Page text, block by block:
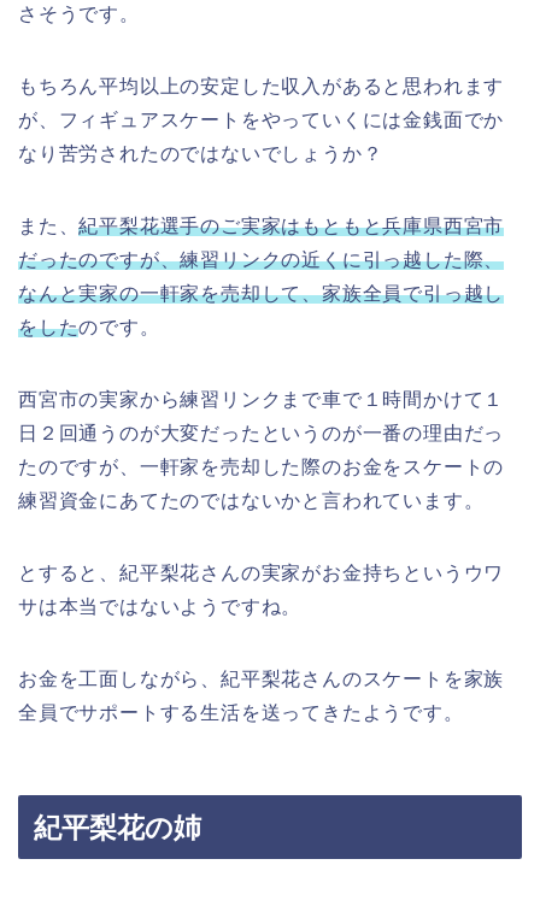
さそうです。
もちろん平均以上の安定した収入があると思われます
が、フィギュアスケートをやっていくには金銭面でか
なり苦労されたのではないでしょうか？
また、紀平梨花選手のご実家はもともと兵庫県西宮市
だったのですが、練習リンクの近くに引っ越した際、
なんと実家の一軒家を売却して、家族全員で引っ越し
をしたのです。
西宮市の実家から練習リンクまで車で１時間かけて１
日２回通うのが大変だったというのが一番の理由だっ
たのですが、一軒家を売却した際のお金をスケートの
練習資金にあてたのではないかと言われています。
とすると、 紀平梨花さんの実家がお金持ちというウワ
サは本当ではないようですね。
お金を工面しながら、紀平梨花さんのスケートを家族
全員でサポートする生活を送ってきたようです。
紀平梨花の姉